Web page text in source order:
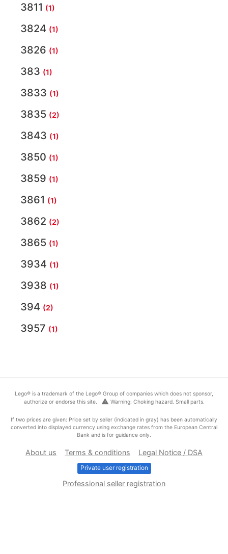
3811 (1)
3824 (1)
3826 (1)
383 (1)
3833 (1)
3835 (2)
3843 (1)
3850 (1)
3859 (1)
3861 (1)
3862 (2)
3865 (1)
3934 (1)
3938 (1)
394 (2)
3957 (1)
Lego® is a trademark of the Lego® Group of companies which does not sponsor,
authorize or endorse this site.
warning Warning: Choking hazard. Small parts.
If two prices are given: Price set by seller (indicated in gray) has been automatically
converted into displayed currency using exchange rates from the European Central
Bank and is for guidance only.
About us Terms & conditions Legal Notice / DSA
Private user registration
Professional seller registration